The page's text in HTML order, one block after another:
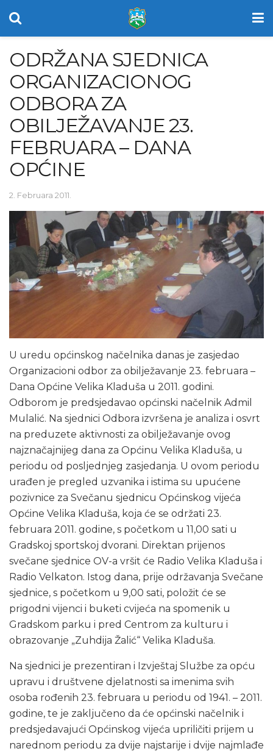
ODRŽANA SJEDNICA
ORGANIZACIONOG
ODBORA ZA
OBILJEŽAVANJE 23.
FEBRUARA – DANA
OPĆINE
2. Februara 2011.
U uredu općinskog načelnika danas je zasjedao
Organizacioni odbor za obilježavanje 23. februara –
Dana Općine Velika Kladuša u 2011. godini.
Odborom je predsjedavao općinski načelnik Admil
Mulalić. Na sjednici Odbora izvršena je analiza i osvrt
na preduzete aktivnosti za obilježavanje ovog
najznačajnijeg dana za Općinu Velika Kladuša, u
periodu od posljednjeg zasjedanja. U ovom periodu
urađen je pregled uzvanika i istima su upućene
pozivnice za Svečanu sjednicu Općinskog vijeća
Općine Velika Kladuša, koja će se održati 23.
februara 2011. godine, s početkom u 11,00 sati u
Gradskoj sportskoj dvorani. Direktan prijenos
svečane sjednice OV-a vršit će Radio Velika Kladuša i
Radio Velkaton. Istog dana, prije održavanja Svečane
sjednice, s početkom u 9,00 sati, položit će se
prigodni vijenci i buketi cvijeća na spomenik u
Gradskom parku i pred Centrom za kulturu i
obrazovanje „Zuhdija Žalić“ Velika Kladuša.
Na sjednici je prezentiran i Izvještaj Službe za opću
upravu i društvene djelatnosti sa imenima svih
osoba rođenih 23. februara u periodu od 1941. – 2011.
godine, te je zaključeno da će općinski načelnik i
predsjedavajući Općinskog vijeća upriličiti prijem u
narednom periodu za dvije najstarije i dvije najmlađe